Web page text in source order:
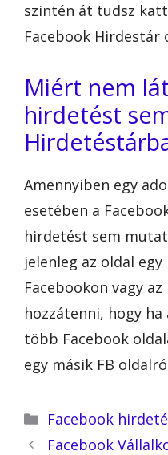
szintén át tudsz
Facebook Hirdestár
Miért nem
hirdetést
Amennyiben egy
esetében a
hirdetést sem
jelenleg az oldal
Facebookon vagy
hozzátenni, hogy
több Facebook
egy másik FB
Kategória
Facebook
Facebook